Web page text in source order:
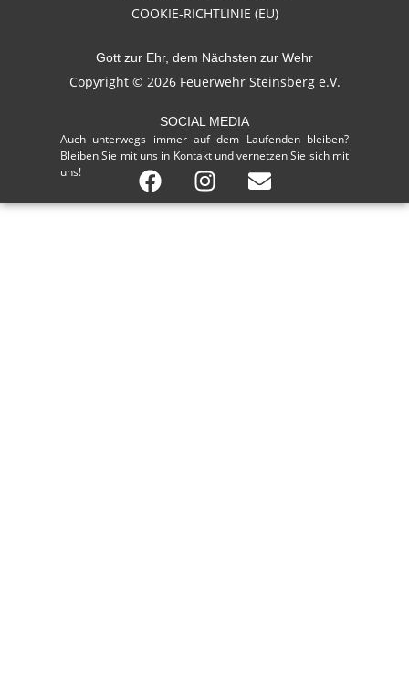
COOKIE-RICHTLINIE (EU)
Gott zur Ehr, dem Nächsten zur Wehr
Copyright © 2026 Feuerwehr Steinsberg e.V.
SOCIAL MEDIA
Auch unterwegs immer auf dem Laufenden bleiben?
Bleiben Sie mit uns in Kontakt und vernetzen Sie sich mit
uns!